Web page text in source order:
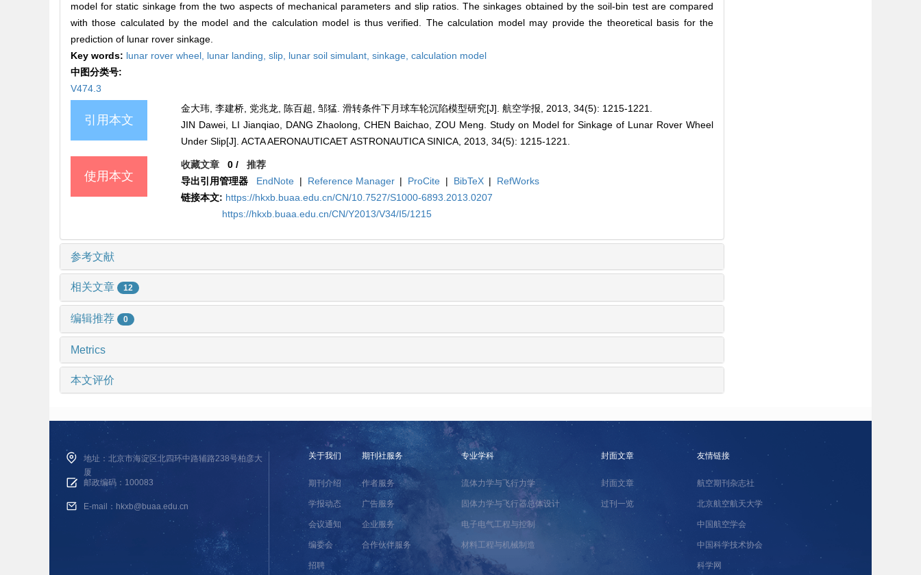
model for static sinkage from the two aspects of mechanical parameters and slip ratios. The sinkages obtained by the soil-bin test are compared
with those calculated by the model and the calculation model is thus verified. The calculation model may provide the theoretical basis for the
prediction of lunar rover sinkage.
Key words: lunar rover wheel, lunar landing, slip, lunar soil simulant, sinkage, calculation model
中图分类号:
V474.3
引用本文
金大玮, 李建桥, 党兆龙, 陈百超, 邹猛. 滑转条件下月球车轮沉陷模型研究[J]. 航空学报, 2013, 34(5): 1215-1221.
JIN Dawei, LI Jianqiao, DANG Zhaolong, CHEN Baichao, ZOU Meng. Study on Model for Sinkage of Lunar Rover Wheel
Under Slip[J]. ACTA AERONAUTICAET ASTRONAUTICA SINICA, 2013, 34(5): 1215-1221.
使用本文
收藏文章 0 /推荐
导出引用管理器
EndNote | Reference Manager | ProCite | BibTeX |
RefWorks
链接本文: https://hkxb.buaa.edu.cn/CN/10.7527/S1000-6893.2013.0207
https://hkxb.buaa.edu.cn/CN/Y2013/V34/I5/1215
参考文献
相关文章 12
编辑推荐 0
Metrics
本文评价
地址：北京市海淀区北四环中路辅路238号柏彦大
厦
邮政编码：100083
E-mail：hkxb@buaa.edu.cn
关于我们
期刊介绍
学报动态
会议通知
编委会
招聘
期刊社服务
作者服务
广告服务
企业服务
合作伙伴服务
专业学科
流体力学与飞行力学
固体力学与飞行器总体设计
电子电气工程与控制
材料工程与机械制造
封面文章
封面文章
过刊一览
友情链接
航空期刊杂志社
北京航空航天大学
中国航空学会
中国科学技术协会
科学网